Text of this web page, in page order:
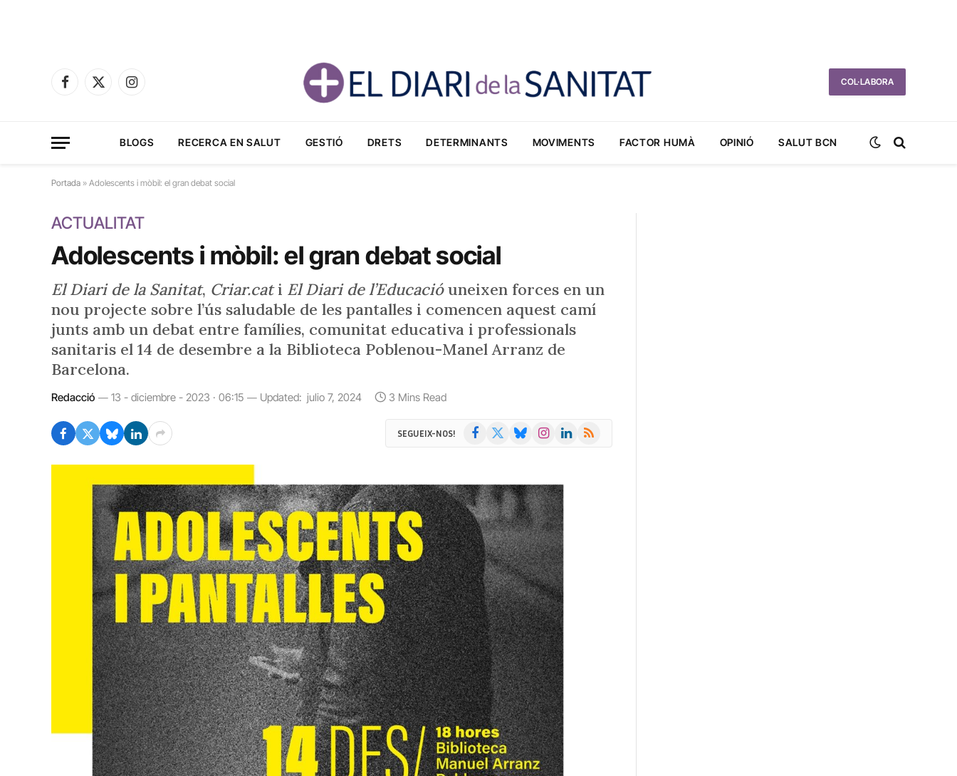
Facebook
X
Instagram
COL·LABORA
BLOGS RECERCA EN SALUT GESTIÓ DRETS DETERMINANTS MOVIMENTS FACTOR HUMÀ OPINIÓ SALUT BCN
Portada » Adolescents i mòbil: el gran debat social
ACTUALITAT
Adolescents i mòbil: el gran debat social
El Diari de la Sanitat, Criar.cati El Diari de l’Educacióuneixen forces en un
nou projecte sobre l’ús saludable de les pantalles i comencen aquest camí
junts amb un debat entre famílies, comunitat educativa i professionals
sanitaris el 14 de desembre a la Biblioteca Poblenou-Manel Arranz de
Barcelona.
Redacció 13 - diciembre - 2023 · 06:15 Updated: julio 7, 2024 3 Mins Read
SEGUEIX-NOS! Facebook BlueskyInstagramLinkedIn
RSS